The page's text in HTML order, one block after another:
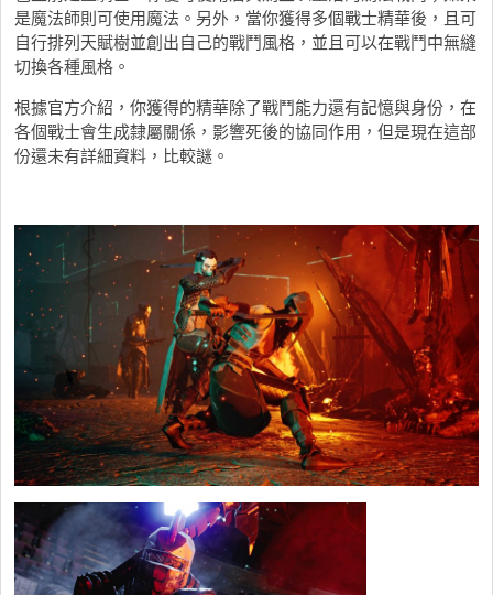
是魔法師則可使用魔法。另外，當你獲得多個戰士精華後，且可
自行排列天賦樹並創出自己的戰鬥風格，並且可以在戰鬥中無縫
切換各種風格。
根據官方介紹，你獲得的精華除了戰鬥能力還有記憶與身份，在
各個戰士會生成隸屬關係，影響死後的協同作用，但是現在這部
份還未有詳細資料，比較謎。